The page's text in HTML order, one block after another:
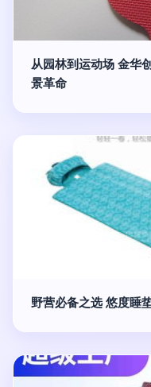
从园林到运动场 金华
景革命
野营必备之选 悠度睡